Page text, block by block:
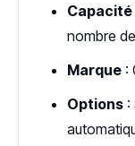
nombre
Marque :
Options :